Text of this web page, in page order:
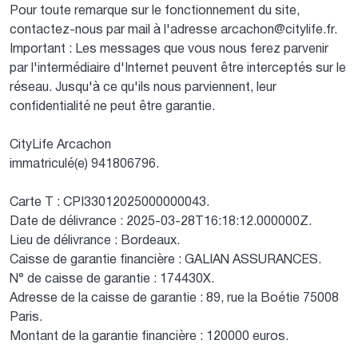
Pour toute remarque sur le fonctionnement du site,
contactez-nous par mail à l'adresse arcachon@citylife.fr.
Important : Les messages que vous nous ferez parvenir
par l'intermédiaire d'Internet peuvent être interceptés sur le
réseau. Jusqu'à ce qu'ils nous parviennent, leur
confidentialité ne peut être garantie.
CityLife Arcachon
immatriculé(e) 941806796.
Carte T : CPI33012025000000043.
Date de délivrance : 2025-03-28T16:18:12.000000Z.
Lieu de délivrance : Bordeaux.
Caisse de garantie financière : GALIAN ASSURANCES.
N° de caisse de garantie : 174430X.
Adresse de la caisse de garantie : 89, rue la Boétie 75008
Paris.
Montant de la garantie financière : 120000 euros.